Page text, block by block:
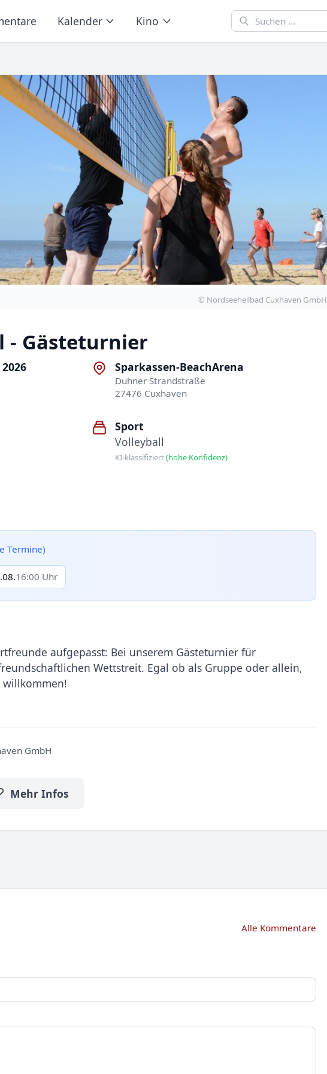
Kalender Kino
© Nordseeheilbad Cuxhaven GmbH
- Gästeturnier
Sparkassen-BeachArena
Duhner Strandstraße
27476 Cuxhaven
Sport
Volleyball
KI-klassifiziert(hohe Konfidenz)
Termine)
16:00 Uhr
aufgepasst: Bei unserem Gästeturnier für
Wettstreit. Egal ob als Gruppe oder allein,
GmbH
Mehr Infos
Alle Kommentare